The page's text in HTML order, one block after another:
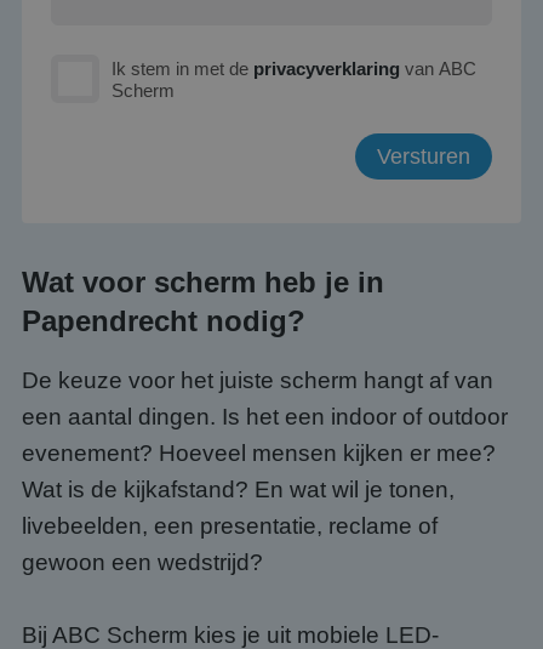
Ik stem in met de privacyverklaring van ABC
Scherm
Wat voor scherm heb je in
Papendrecht nodig?
De keuze voor het juiste scherm hangt af van
een aantal dingen. Is het een indoor of outdoor
evenement? Hoeveel mensen kijken er mee?
Wat is de kijkafstand? En wat wil je tonen,
livebeelden, een presentatie, reclame of
gewoon een wedstrijd?
Bij ABC Scherm kies je uit mobiele LED-